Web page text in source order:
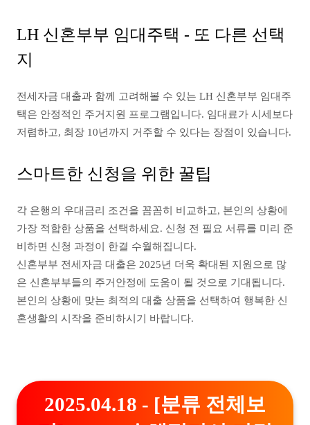
LH 신혼부부 임대주택 - 또 다른 선택
지
전세자금 대출과 함께 고려해볼 수 있는 LH 신혼부부 임대주
택은 안정적인 주거지원 프로그램입니다. 임대료가 시세보다
저렴하고, 최장 10년까지 거주할 수 있다는 장점이 있습니다.
스마트한 신청을 위한 꿀팁
각 은행의 우대금리 조건을 꼼꼼히 비교하고, 본인의 상황에
가장 적합한 상품을 선택하세요. 신청 전 필요 서류를 미리 준
비하면 신청 과정이 한결 수월해집니다.
신혼부부 전세자금 대출은 2025년 더욱 확대된 지원으로 많
은 신혼부부들의 주거안정에 도움이 될 것으로 기대됩니다.
본인의 상황에 맞는 최적의 대출 상품을 선택하여 행복한 신
혼생활의 시작을 준비하시기 바랍니다.
2025.04.18 - [분류 전체보